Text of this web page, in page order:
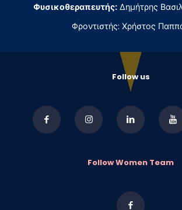
Φυσικοθεραπευτής:Δημήτρης
Φροντιστής: Χρήστος
Follow us
Follow Women Team